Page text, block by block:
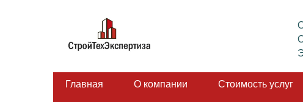
Главная О компании Стоимость услуг